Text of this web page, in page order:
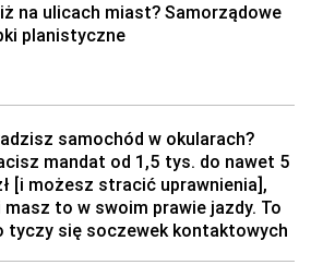
na ulicach miast? Samorządowe
planistyczne
samochód w okularach?
mandat od 1,5 tys. do nawet 5
[i możesz stracić uprawnienia],
masz to w swoim prawie jazdy. To
tyczy się soczewek kontaktowych